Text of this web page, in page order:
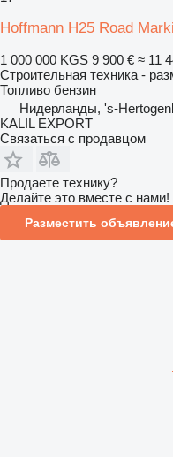
Hoffmann H25 Road
1 000 000 KGS 9 900 € ≈ 11
Строительная техника -
Топливо бензин
Нидерланды, 's-
KALIL EXPORT
Связаться с продавцом
Продаете технику?
Делайте это вместе с нами!
Разместить